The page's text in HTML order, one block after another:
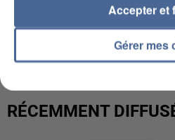
LES DONNÉES DE 300 000
RÉCEMMENT
Gérer mes
Accepter et